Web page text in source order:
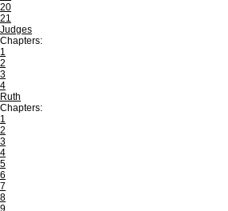
20
21
Judges
Chapters:
1
2
3
4
Ruth
Chapters:
1
2
3
4
5
6
7
8
9